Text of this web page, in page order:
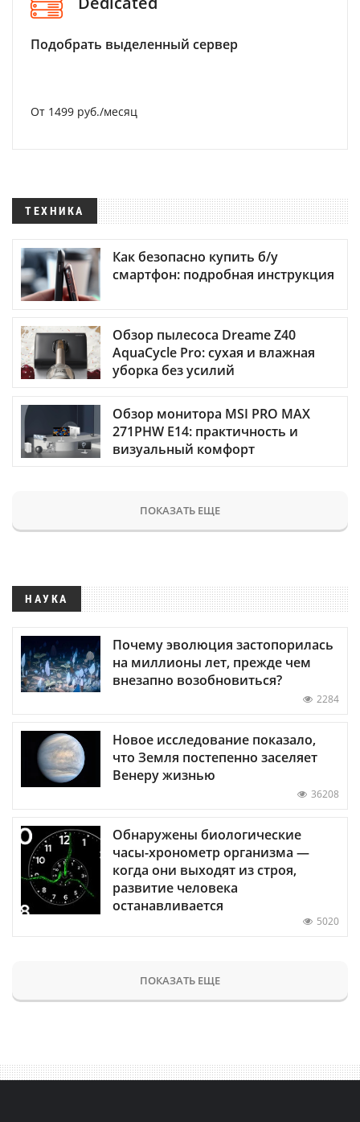
Подобрать выделенный сервер
От 1499 руб./месяц
ТЕХНИКА
Как безопасно купить б/у
смартфон: подробная инструкция
Обзор пылесоса Dreame Z40
AquaCycle Pro: сухая и влажная
уборка без усилий
Обзор монитора MSI PRO MAX
271PHW E14: практичность и
визуальный комфорт
ПОКАЗАТЬ ЕЩЕ
НАУКА
Почему эволюция застопорилась
на миллионы лет, прежде чем
внезапно возобновиться?
2284
Новое исследование показало,
что Земля постепенно заселяет
Венеру жизнью
36208
Обнаружены биологические
часы-хронометр организма —
когда они выходят из строя,
развитие человека
останавливается
5020
ПОКАЗАТЬ ЕЩЕ